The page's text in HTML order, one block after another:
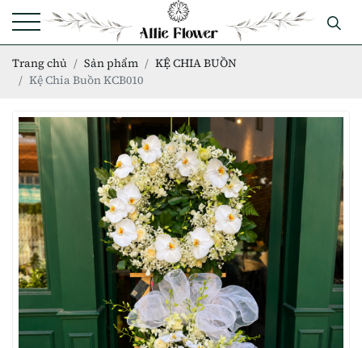
Trang chủ Sản phẩm
KỆ CHIA BUỒN
Kệ Chia Buồn KCB010